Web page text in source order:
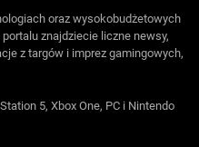
oraz wysokobudżetowych
znajdziecie liczne newsy,
z targów i imprez gamingowych,
5, Xbox One, PC i Nintendo